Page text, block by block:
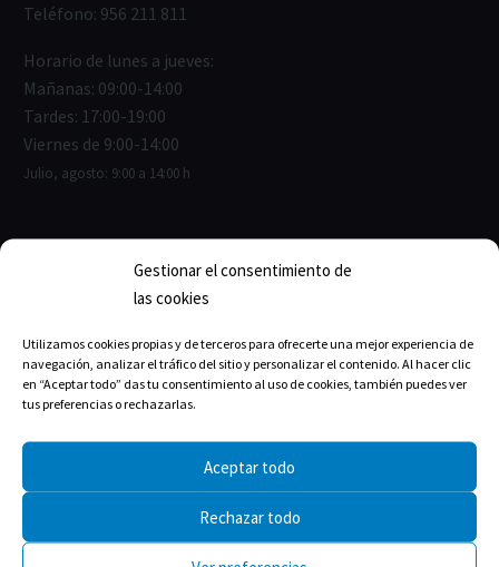
Gestionar el consentimiento de
las cookies
Utilizamos cookies propias y de terceros para ofrecerte una mejor experiencia de
navegación, analizar el tráfico del sitio y personalizar el contenido. Al hacer clic
en “Aceptar todo” das tu consentimiento al uso de cookies, también puedes ver
tus preferencias o rechazarlas.
Aceptar todo
Rechazar todo
Teléfono: 956 211 811
Horario de lunes a jueves:
Mañanas: 09:00-14:00
Tardes: 17:00-19:00
Viernes de 9:00-14:00
Julio, agosto: 9:00 a 14:00 h
ENLACES ÚTILES
Junta de Gobierno
Estructura del Colegio
La historia
TRANSPARENCIA